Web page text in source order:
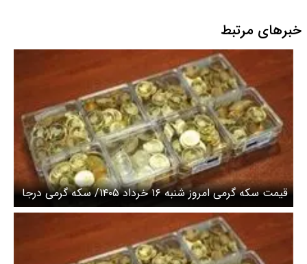
خبرهای مرتبط
قیمت سکه گرمی امروز شنبه ۱۶ خرداد ۱۴۰۵/ سکه گرمی درجا
زد